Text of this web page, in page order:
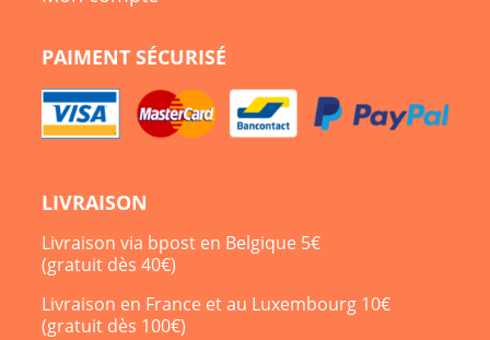
PAIMENT SÉCURISÉ
LIVRAISON
Livraison via bpost en Belgique 5€
(gratuit dès 40€)
Livraison en France et au Luxembourg 10€
(gratuit dès 100€)